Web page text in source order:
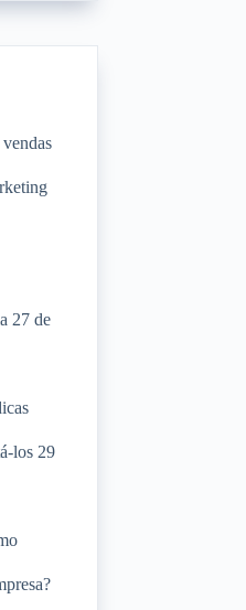
27 de
los 29